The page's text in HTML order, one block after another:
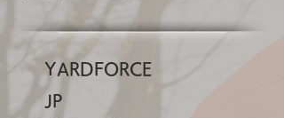
YARDFORCE
JP​